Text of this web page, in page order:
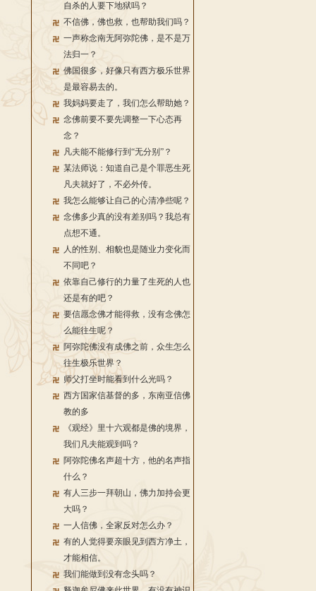
自杀的人要下地狱吗？
不信佛，佛也救，也帮助我们吗？
一声称念南无阿弥陀佛，是不是万
法归一？
佛国很多，好像只有西方极乐世界
是最容易去的。
我妈妈要走了，我们怎么帮助她？
念佛前要不要先调整一下心态再
念？
凡夫能不能修行到“无分别”？
某法师说：知道自己是个罪恶生死
凡夫就好了，不必外传。
我怎么能够让自己的心清净些呢？
念佛多少真的没有差别吗？我总有
点想不通。
人的性别、相貌也是随业力变化而
不同吧？
依靠自己修行的力量了生死的人也
还是有的吧？
要信愿念佛才能得救，没有念佛怎
么能往生呢？
阿弥陀佛没有成佛之前，众生怎么
往生极乐世界？
师父打坐时能看到什么光吗？
西方国家信基督的多，东南亚信佛
教的多
《观经》里十六观都是佛的境界，
我们凡夫能观到吗？
阿弥陀佛名声超十方，他的名声指
什么？
有人三步一拜朝山，佛力加持会更
大吗？
一人信佛，全家反对怎么办？
有的人觉得要亲眼见到西方净土，
才能相信。
我们能做到没有念头吗？